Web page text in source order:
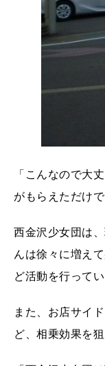
「こんなので大
がもらえただけ
西金沢少女団は
んは徐々に増え
ど活動を行ってい
また、お店サイ
ど、相乗効果を